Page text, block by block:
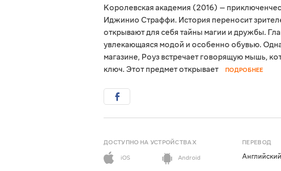
Королевская академия (2016) —
Иджинио Страффи. История переносит
открывают для себя тайны магии и дружбы.
увлекающаяся модой и особенно обувью.
магазине, Роуз встречает говорящую мышь,
ключ. Этот предмет открывает
ПОДРОБНЕЕ
ДОСТУПНО НА УСТРОЙСТВАХ
iOS
Android
ПЕРЕВОД
Английский